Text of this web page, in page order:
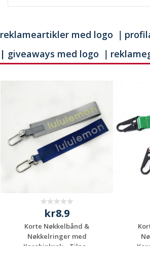
reklameartikler med logo ｜
| giveaways med logo ｜
kr8.9
Korte Nøkkelbånd &
Nøkkelringer med
Karabinkrok – Tilpa...